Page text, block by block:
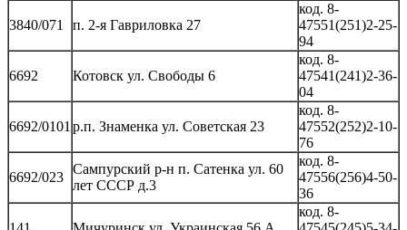
3840/071 п. 2-я Гавриловка 27
код. 8-
47551(251)2-25-
94
6692 Котовск ул. Свободы 6
код. 8-
47541(241)2-36-
04
6692/0101 р.п. Знаменка ул. Советская 23
код. 8-
47552(252)2-10-
76
6692/023
Сампурский р-н п. Сатенка ул. 60
лет СССР д.3
код. 8-
47556(256)4-50-
36
код. 8-